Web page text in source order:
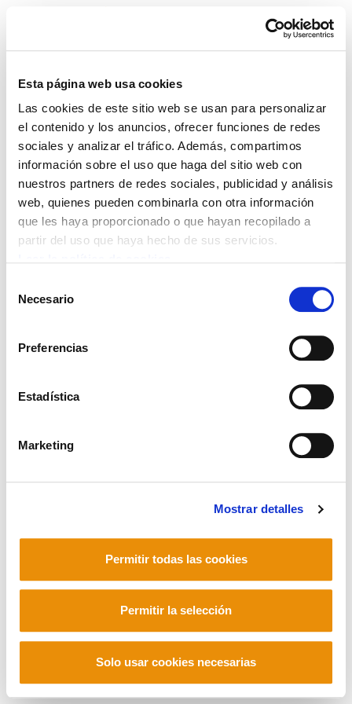
Esta página web usa cookies
Las cookies de este sitio web se usan para personalizar
el contenido y los anuncios, ofrecer funciones de redes
sociales y analizar el tráfico. Además, compartimos
información sobre el uso que haga del sitio web con
nuestros partners de redes sociales, publicidad y análisis
web, quienes pueden combinarla con otra información
que les haya proporcionado o que hayan recopilado a
partir del uso que haya hecho de sus servicios.
Necesario
Preferencias
Estadística
Marketing
Mostrar detalles
Permitir todas las cookies
Permitir la selección
Solo usar cookies necesarias
ELA Astekaria 215
POLÍTICA DE COOKIES
CANAL DE INFORMACIÓN
POLÍTICA DE PRIVACIDAD
MAPA DEL SITIO
ACCESIBILIDAD
Telf. +34 94 403 77 99
Contacto